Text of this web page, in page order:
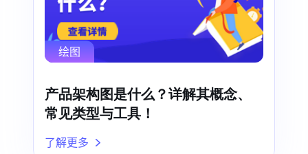
绘图
产品架构图是什么？详解其概念、
常见类型与工具！
了解更多